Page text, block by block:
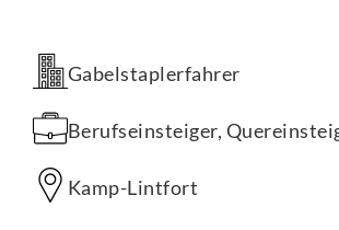
KONTAKT
Gabelstaplerfahrer
Berufseinsteiger,
Kamp-Lintfort